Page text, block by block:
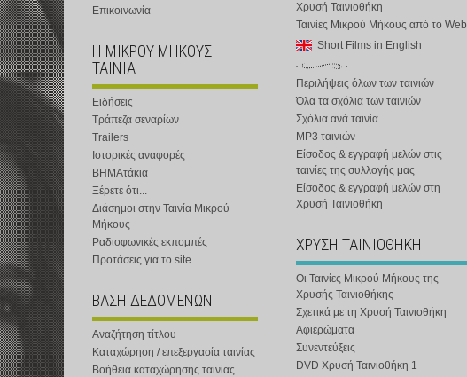
Επικοινωνία
Η ΜΙΚΡΟΥ ΜΗΚΟΥΣ
ΤΑΙΝΙΑ
Ειδήσεις
Τράπεζα σεναρίων
Trailers
Ιστορικές αναφορές
ΒΗΜΑτάκια
Ξέρετε ότι...
Διάσημοι στην Ταινία Μικρού
Μήκους
Ραδιοφωνικές εκπομπές
Προτάσεις για το site
ΒΑΣΗ ΔΕΔΟΜΕΝΩΝ
Αναζήτηση τίτλου
Καταχώρηση / επεξεργασία ταινίας
Βοήθεια καταχώρησης ταινίας
Χρυσή Ταινιοθήκη
Ταινίες Μικρού Μήκους από το Web
Short Films in English
Περιλήψεις όλων των ταινιών
Όλα τα σχόλια των ταινιών
Σχόλια ανά ταινία
MP3 ταινιών
Είσοδος & εγγραφή μελών στις
ταινίες της συλλογής μας
Είσοδος & εγγραφή μελών στη
Χρυσή Ταινιοθήκη
ΧΡΥΣΗ ΤΑΙΝΙΟΘΗΚΗ
Οι Ταινίες Μικρού Μήκους της
Χρυσής Ταινιοθήκης
Σχετικά με τη Χρυσή Ταινιοθήκη
Αφιερώματα
Συνεντεύξεις
DVD Χρυσή Ταινιοθήκη 1